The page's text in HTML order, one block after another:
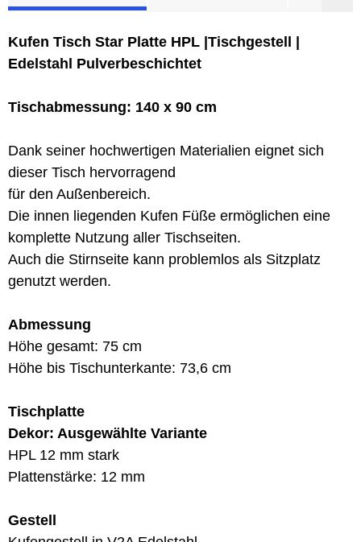
Kufen Tisch Star Platte HPL |Tischgestell |
Edelstahl Pulverbeschichtet
Tischabmessung: 140 x 90 cm
Dank seiner hochwertigen Materialien eignet sich
dieser Tisch hervorragend
für den Außenbereich.
Die innen liegenden Kufen Füße ermöglichen eine
komplette Nutzung aller Tischseiten.
Auch die Stirnseite kann problemlos als Sitzplatz
genutzt werden.
Abmessung
Höhe gesamt: 75 cm
Höhe bis Tischunterkante: 73,6 cm
Tischplatte
Dekor: Ausgewählte Variante
HPL 12 mm stark
Plattenstärke: 12 mm
Gestell